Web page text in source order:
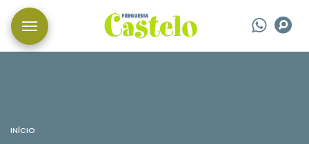
INÍCIO